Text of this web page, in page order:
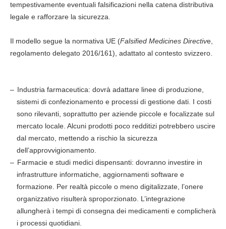
tempestivamente eventuali falsificazioni nella catena distributiva
legale e rafforzare la sicurezza.
Il modello segue la normativa UE (Falsified Medicines Directive,
regolamento delegato 2016/161), adattato al contesto svizzero.
Industria farmaceutica: dovrà adattare linee di produzione,
sistemi di confezionamento e processi di gestione dati. I costi
sono rilevanti, soprattutto per aziende piccole e focalizzate sul
mercato locale. Alcuni prodotti poco redditizi potrebbero uscire
dal mercato, mettendo a rischio la sicurezza
dell’approvvigionamento.
Farmacie e studi medici dispensanti: dovranno investire in
infrastrutture informatiche, aggiornamenti software e
formazione. Per realtà piccole o meno digitalizzate, l’onere
organizzativo risulterà sproporzionato. L’integrazione
allungherà i tempi di consegna dei medicamenti e complicherà
i processi quotidiani.